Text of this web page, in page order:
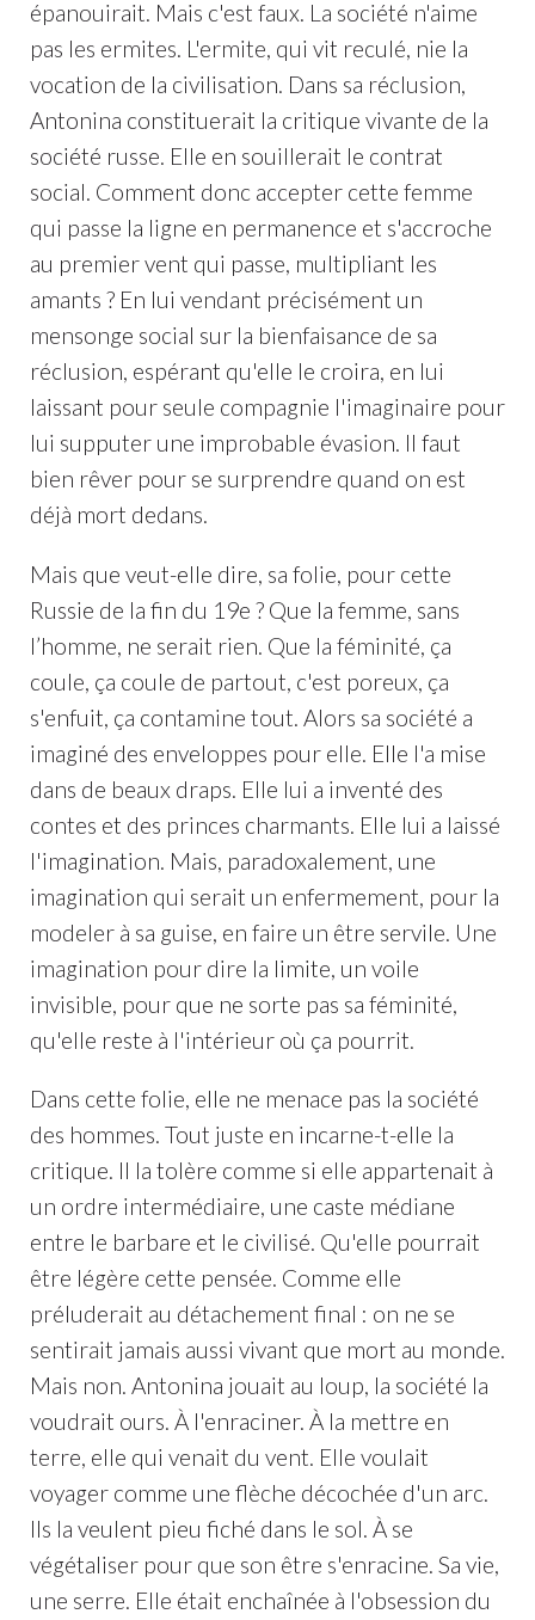
épanouirait. Mais c'est faux. La société n'aime
pas les ermites. L'ermite, qui vit reculé, nie la
vocation de la civilisation. Dans sa réclusion,
Antonina constituerait la critique vivante de la
société russe. Elle en souillerait le contrat
social. Comment donc accepter cette femme
qui passe la ligne en permanence et s'accroche
au premier vent qui passe, multipliant les
amants ? En lui vendant précisément un
mensonge social sur la bienfaisance de sa
réclusion, espérant qu'elle le croira, en lui
laissant pour seule compagnie l'imaginaire pour
lui supputer une improbable évasion. Il faut
bien rêver pour se surprendre quand on est
déjà mort dedans.
Mais que veut-elle dire, sa folie, pour cette
Russie de la fin du 19e ? Que la femme, sans
l’homme, ne serait rien. Que la féminité, ça
coule, ça coule de partout, c'est poreux, ça
s'enfuit, ça contamine tout. Alors sa société a
imaginé des enveloppes pour elle. Elle l'a mise
dans de beaux draps. Elle lui a inventé des
contes et des princes charmants. Elle lui a laissé
l'imagination. Mais, paradoxalement, une
imagination qui serait un enfermement, pour la
modeler à sa guise, en faire un être servile. Une
imagination pour dire la limite, un voile
invisible, pour que ne sorte pas sa féminité,
qu'elle reste à l'intérieur où ça pourrit.
Dans cette folie, elle ne menace pas la société
des hommes. Tout juste en incarne-t-elle la
critique. Il la tolère comme si elle appartenait à
un ordre intermédiaire, une caste médiane
entre le barbare et le civilisé. Qu'elle pourrait
être légère cette pensée. Comme elle
préluderait au détachement final : on ne se
sentirait jamais aussi vivant que mort au monde.
Mais non. Antonina jouait au loup, la société la
voudrait ours. À l'enraciner. À la mettre en
terre, elle qui venait du vent. Elle voulait
voyager comme une flèche décochée d'un arc.
Ils la veulent pieu fiché dans le sol. À se
végétaliser pour que son être s'enracine. Sa vie,
une serre. Elle était enchaînée à l'obsession du